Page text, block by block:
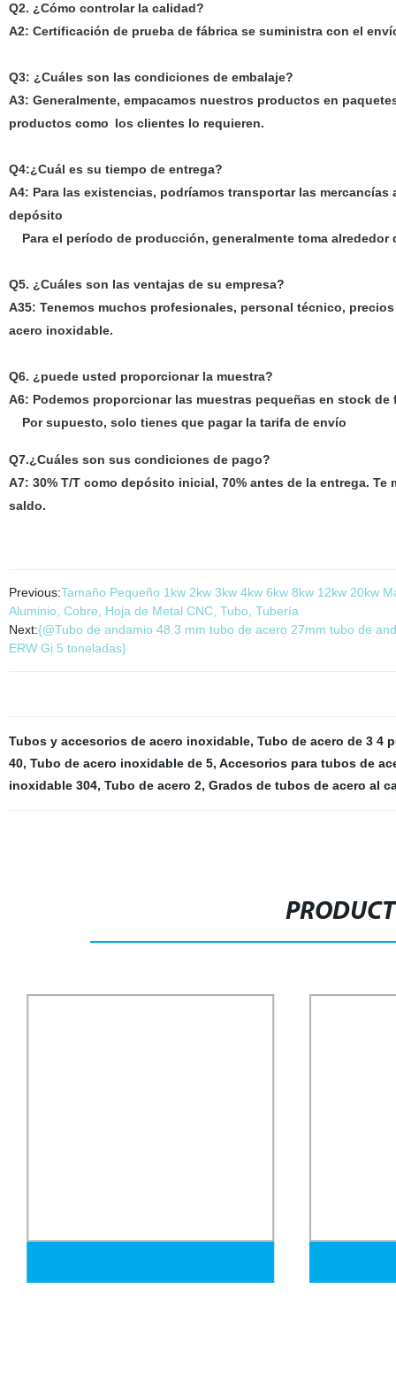
Q2. ¿Cómo controlar la calidad?
A2: Certificación de prueba de fábrica se suministra con el
Q3: ¿Cuáles son las condiciones de embalaje?
A3: Generalmente, empacamos nuestros productos en
productos como los clientes lo requieren.
Q4:¿Cuál es su tiempo de entrega?
A4: Para las existencias, podríamos transportar las mercancías
depósito
Para el período de producción, generalmente toma alrededor
Q5. ¿Cuáles son las ventajas de su empresa?
A35: Tenemos muchos profesionales, personal técnico,
acero inoxidable.
Q6. ¿puede usted proporcionar la muestra?
A6: Podemos proporcionarlas muestras pequeñas en stock de
Por supuesto, solo tienes que pagar la tarifa de envío
Q7.¿Cuáles son sus condiciones de pago?
A7: 30% T/T como depósito inicial, 70% antes de la entrega.
saldo.
Previous:Tamaño Pequeño 1kw 2kw 3kw 4kw 6kw 8kw 12kw 20kw
Aluminio, Cobre, Hoja de Metal CNC, Tubo, Tubería
Next:{@Tubo de andamio 48.3 mm tubo de acero 27mm tubo de
ERW Gi 5 toneladas}
Tubos y accesorios de acero inoxidable, Tubo de acero de 3 4
40, Tubo de acero inoxidable de 5, Accesorios para tubos de
inoxidable 304, Tubo de acero 2, Grados de tubos de acero al